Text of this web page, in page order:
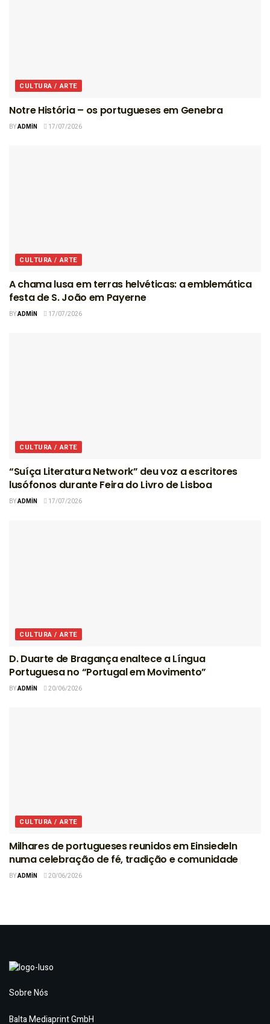
CULTURA / ARTE
Notre História – os portugueses em Genebra
BYADMIN 17/07/2026
CULTURA / ARTE
A chama lusa em terras helvéticas: a emblemática
festa de S. João em Payerne
BYADMIN 17/07/2026
CULTURA / ARTE
“Suíça Literatura Network” deu voz a escritores
lusófonos durante Feira do Livro de Lisboa
BYADMIN 17/07/2026
CULTURA / ARTE
D. Duarte de Bragança enaltece a Língua
Portuguesa no “Portugal em Movimento”
BYADMIN 20/06/2026
CULTURA / ARTE
Milhares de portugueses reunidos em Einsiedeln
numa celebração de fé, tradição e comunidade
BYADMIN 20/06/2026
Sobre Nós
Balta Mediaprint GmbH